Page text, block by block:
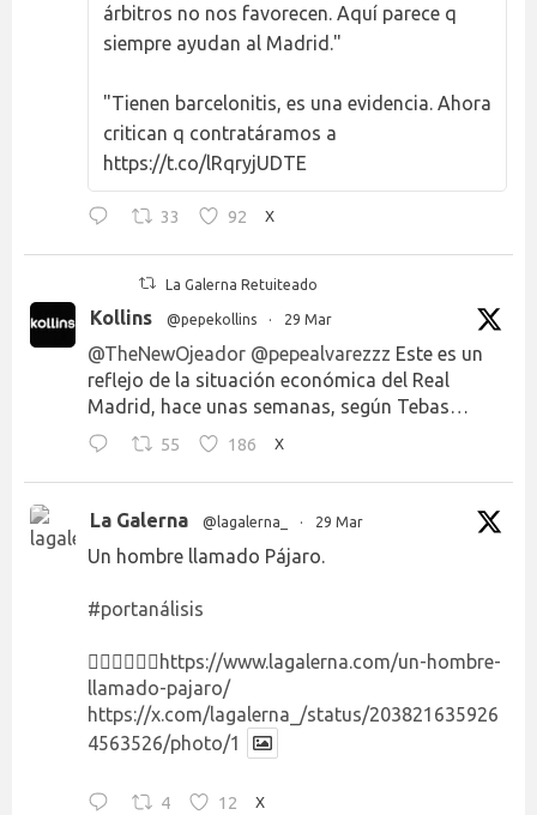
árbitros no nos favorecen. Aquí parece q
siempre ayudan al Madrid."
"Tienen barcelonitis, es una evidencia. Ahora
critican q contratáramos a
https://t.co/lRqryjUDTE
33 92 X
La Galerna Retuiteado
Kollins @pepekollins · 29 Mar
@TheNewOjeador @pepealvarezzz Este es un
reflejo de la situación económica del Real
Madrid, hace unas semanas, según Tebas…
55 186 X
La Galerna @lagalerna_ · 29 Mar
Un hombre llamado Pájaro.
#portanálisis
👉🏻👉🏻👉🏻 https://www.lagalerna.com/un-hombre-
llamado-pajaro/
https://x.com/lagalerna_/status/203821635926
4563526/photo/1
4 12 X